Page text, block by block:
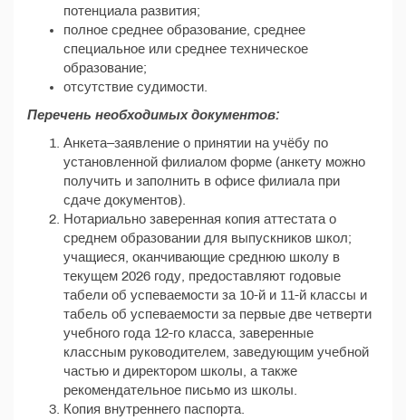
потенциала развития;
полное среднее образование, среднее
специальное или среднее техническое
образование;
отсутствие судимости.
Перечень необходимых документов:
Анкета–заявление о принятии на учёбу по
установленной филиалом форме (анкету можно
получить и заполнить в офисе филиала при
сдаче документов).
Нотариально заверенная копия аттестата о
среднем образовании для выпускников школ;
учащиеся, оканчивающие среднюю школу в
текущем 2026 году, предоставляют годовые
табели об успеваемости за 10-й и 11-й классы и
табель об успеваемости за первые две четверти
учебного года 12-го класса, заверенные
классным руководителем, заведующим учебной
частью и директором школы, а также
рекомендательное письмо из школы.
Копия внутреннего паспорта.